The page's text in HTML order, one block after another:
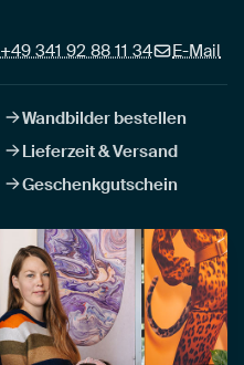
+49 341 92 88 11 34 E-Mail
Wandbilder bestellen
Lieferzeit & Versand
Geschenkgutschein